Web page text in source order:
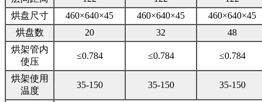
烘盘尺寸
460×640×45 460×640×45
460×640×45
烘盘数
20 32
48
烘架管内
使压
≤0.784 ≤0.784 ≤0.784
烘架使用
温度
35-150 35-150 35-150